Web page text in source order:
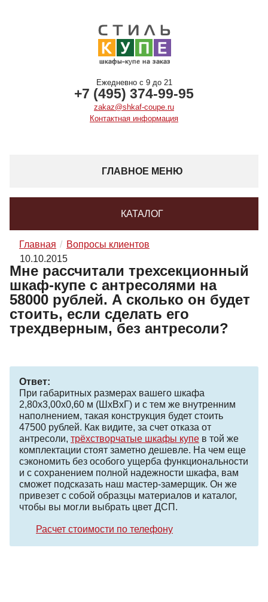
Ежедневно с 9 до 21
+7 (495) 374-99-95
zakaz@shkaf-coupe.ru
Контактная информация
ГЛАВНОЕ МЕНЮ
КАТАЛОГ
Главная
Вопросы клиентов
10.10.2015
Мне рассчитали трехсекционный
шкаф-купе с антресолями на
58000 рублей. А сколько он будет
стоить, если сделать его
трехдверным, без антресоли?
Ответ:
При габаритных размерах вашего шкафа
2,80х3,00х0,60 м (ШхВхГ) и с тем же внутренним
наполнением, такая конструкция будет стоить
47500 рублей. Как видите, за счет отказа от
антресоли, трёхстворчатые шкафы купе в той же
комплектации стоят заметно дешевле. На чем еще
сэкономить без особого ущерба функциональности
и с сохранением полной надежности шкафа, вам
сможет подсказать наш мастер-замерщик. Он же
привезет с собой образцы материалов и каталог,
чтобы вы могли выбрать цвет ДСП.
Расчет стоимости по телефону